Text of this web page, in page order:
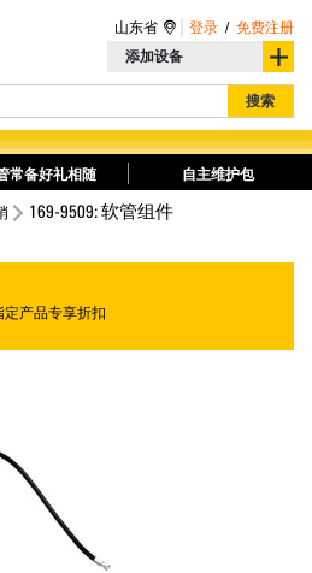
添加设备
搜索
山东省 登录 / 免费注册
常备好礼相随 自主维护包
169-9509: 软管组件
定产品专享折扣